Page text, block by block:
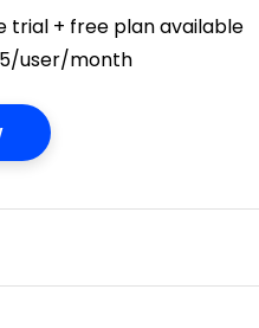
trial + free plan available
user/month
Opens New Window